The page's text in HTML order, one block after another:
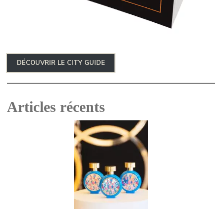
DÉCOUVRIR LE CITY GUIDE
Articles récents